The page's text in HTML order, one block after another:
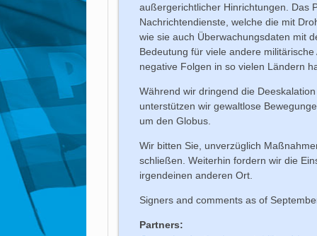
außergerichtlicher Hinrichtungen. Das
Nachrichtendienste, welche die mit
wie sie auch Überwachungsdaten mit
Bedeutung für viele andere
negative Folgen in so vielen Ländern
Während wir dringend die
unterstützen wir gewaltlose
um den Globus.
Wir bitten Sie, unverzüglich
schließen. Weiterhin fordern wir die
irgendeinen anderen Ort.
Signers and comments as of
Partners: